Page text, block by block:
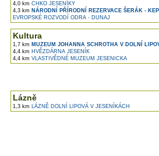
4,0 km CHKO JESENÍKY
4,3 km NÁRODNÍ PŘÍRODNÍ REZERVACE ŠERÁK -
EVROPSKÉ ROZVODÍ ODRA - DUNAJ
Kultura
1,7 km MUZEUM JOHANNA SCHROTHA V DOLNÍ
4,4 km HVĚZDÁRNA JESENÍK
4,4 km VLASTIVĚDNÉ MUZEUM JESENICKA
Lázně
1,3 km LÁZNĚ DOLNÍ LIPOVÁ V JESENÍKÁCH